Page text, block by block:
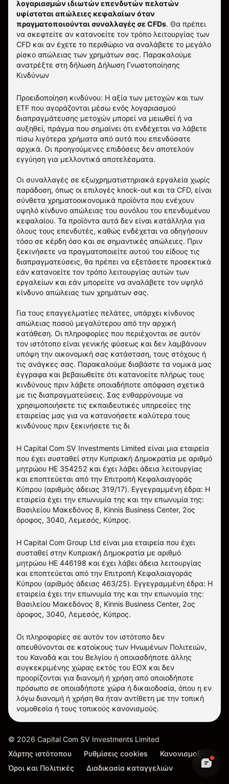
λογαριασμών ιδιωτών επενδυτών πελατών
υφίσταται απώλειες κεφαλαίων όταν
πραγματοποιούνται συναλλαγές σε CFDs. Θα πρέπει
να σκεφτείτε αν κατανοείτε τον τρόπο λειτουργίας των
CFD και αν έχετε το περιθώριο να αναλάβετε το μεγάλο
ρίσκο απώλειας των χρημάτων σας. Παρακαλούμε
ανατρέξτε στη δήλωση Δήλωση Γνωστοποίησης
Κινδύνων
Προειδοποίηση κινδύνου: Η αξία των μετοχών και των
ETF που αγοράζονται μέσω ενός λογαριασμού
διαπραγμάτευσης μετοχών μπορεί να μειωθεί ή να
αυξηθεί, πράγμα που σημαίνει ότι ενδέχεται να λάβετε
πίσω λιγότερα χρήματα από αυτά που επενδύσατε
αρχικά. Οι προηγούμενες επιδόσεις δεν αποτελούν
εγγύηση για μελλοντικά αποτελέσματα.
Οι συναλλαγές σε εξωχρηματιστηριακά εργαλεία χωρίς
παράδοση, όπως οι επιλογές knock-out και τα CFD, είναι
σύνθετα χρηματοοικονομικά προϊόντα που ενέχουν
υψηλό κίνδυνο απώλειας του συνόλου του επενδυμένου
κεφαλαίου. Τα προϊόντα αυτά δεν είναι κατάλληλα για
όλους τους επενδυτές, καθώς ενδέχεται να οδηγήσουν
τόσο σε κέρδη όσο και σε σημαντικές απώλειες. Πριν
ξεκινήσετε να πραγματοποιείτε αυτού του είδους τις
διαπραγματεύσεις, θα πρέπει να εξετάσετε προσεκτικά
εάν κατανοείτε τον τρόπο λειτουργίας αυτών των
εργαλείων και εάν μπορείτε να αναλάβετε τον υψηλό
κίνδυνο απώλειας των χρημάτων σας.
Για τους επαγγελματίες πελάτες, υπάρχει κίνδυνος
απώλειας ποσού μεγαλύτερου από την αρχική
κατάθεση. Οι πληροφορίες που περιέχονται σε αυτόν
τον ιστότοπο είναι γενικής φύσεως και δεν λαμβάνουν
υπόψη την οικονομική σας κατάσταση, τους στόχους ή
τις ανάγκες σας. Παρακαλούμε διαβάστε τα νομικά μας
έγγραφα και βεβαιωθείτε ότι κατανοείτε πλήρως τους
κινδύνους πριν λάβετε οποιαδήποτε απόφαση σχετικά
με τις διαπραγματεύσεις. Σας ενθαρρύνουμε να
χρησιμοποιήσετε τις εκπαιδευτικές υπηρεσίες της
εταιρείας μας για να κατανοήσετε καλύτερα τους
κινδύνους πριν ξεκινήσετε τις δι
Η Capital Com SV Investments Limited είναι μια εταιρεία
που έχει συσταθεί στην Κυπριακή Δημοκρατία με αριθμό
μητρώου HE 354252 και έχει λάβει άδεια λειτουργίας
και εποπτεύεται από την Επιτροπή Κεφαλαιαγοράς
Κύπρου (αριθμός άδειας 319/17). Εγγεγραμμένη έδρα: Η
εταιρεία έχει την επωνυμία της και την επωνυμία της:
Βασιλείου Μακεδόνος 8, Kinnis Business Center, 2ος
όροφος, 3040, Λεμεσός, Κύπρος.
Η Capital Com Group Ltd είναι μια εταιρεία που έχει
συσταθεί στην Κυπριακή Δημοκρατία με αριθμό
μητρώου ΗΕ 446198 και έχει λάβει άδεια λειτουργίας
και εποπτεύεται από την Επιτροπή Κεφαλαιαγοράς
Κύπρου (αριθμός άδειας 463/25). Εγγεγραμμένη έδρα: Η
εταιρεία έχει την επωνυμία της και την επωνυμία της:
Βασιλείου Μακεδόνος 8, Kinnis Business Center, 2ος
όροφος, 3040, Λεμεσός, Κύπρος.
Οι πληροφορίες σε αυτόν τον ιστότοπο δεν
απευθύνονται σε κατοίκους των Ηνωμένων Πολιτειών,
του Καναδά και του Βελγίου ή οποιασδήποτε άλλης
συγκεκριμένης χώρας εκτός του ΕΟΧ και δεν
προορίζονται για διανομή ή χρήση από οποιοδήποτε
πρόσωπο σε οποιαδήποτε χώρα ή δικαιοδοσία, όπου η εν
λόγω διανομή ή χρήση θα ήταν αντίθετη με την τοπική
νομοθεσία ή τους τοπικούς κανονισμούς.
© 2026 Capital Com SV Investments Limited
Χάρτης ιστότοπου
Ρυθμίσεις cookies
Κανονισμοί
Όροι και Πολιτικές
Διαδικασία καταγγελιών